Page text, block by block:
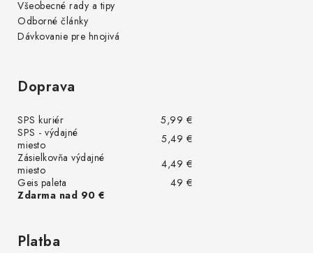
Všeobecné rady a tipy
Odborné články
Dávkovanie pre hnojivá
Doprava
SPS kuriér
5,99 €
SPS - výdajné
miesto
5,49 €
Zásielkovňa výdajné
miesto
4,49 €
Geis paleta
49 €
Zdarma nad 90 €
Platba